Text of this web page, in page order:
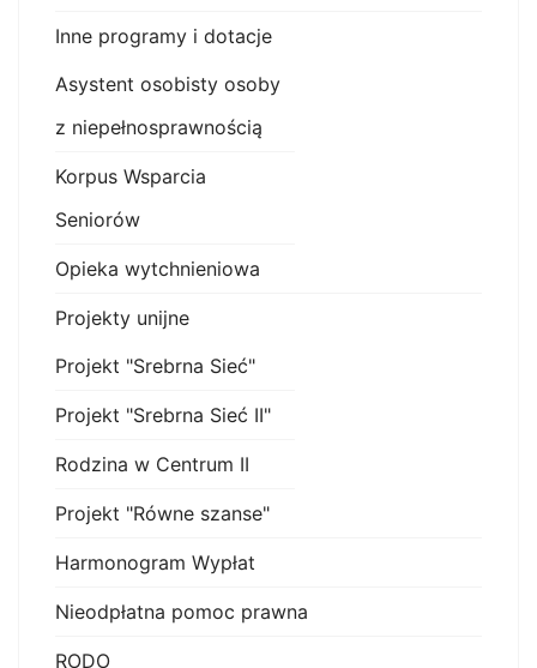
Inne programy i dotacje
Asystent osobisty osoby
z niepełnosprawnością
Korpus Wsparcia
Seniorów
Opieka wytchnieniowa
Projekty unijne
Projekt "Srebrna Sieć"
Projekt "Srebrna Sieć II"
Rodzina w Centrum II
Projekt "Równe szanse"
Harmonogram Wypłat
Nieodpłatna pomoc prawna
RODO